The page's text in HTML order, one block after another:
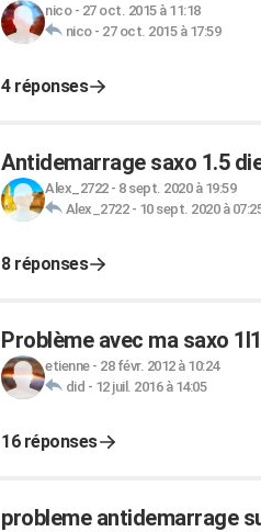
nico- 27 oct. 2015 à 11:18
nico- 27 oct. 2015 à 17:59
4 réponses
Antidemarrage saxo 1.5
Alex_2722- 8 sept. 2020 à 19:59
Alex_2722- 10 sept. 2020 à
8 réponses
Problème avec ma saxo
etienne- 28 févr. 2012 à 10:24
did - 12 juil. 2016 à 14:05
16 réponses
probleme antidemarrage